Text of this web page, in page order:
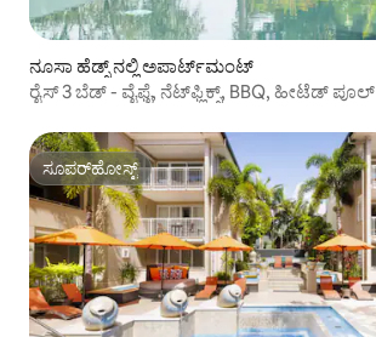
ನೂಸಾ ಹೆಡ್ಸ್ ನಲ್ಲಿ ಅಪಾರ್ಟ್‌ಮಂಟ್
ರೈಸ್ 3 ಬೆಡ್ - ವೈಫೈ, ನೆಟ್‌ಫ್ಲಿಕ್ಸ್, BBQ, ಹೀಟೆಡ್ ಪೂಲ್
ಸೂಪರ್‌ಹೋಸ್ಟ್
ಸೂಪರ್‌ಹೋಸ್ಟ್